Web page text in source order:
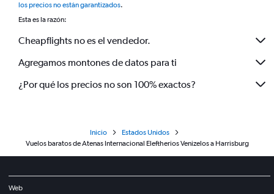
los precios no están garantizados.
Esta es la razón:
Cheapflights no es el vendedor.
Agregamos montones de datos para ti
¿Por qué los precios no son 100% exactos?
Inicio
Estados Unidos
Vuelos baratos de Atenas Internacional Eleftherios Venizelos a Harrisburg
Web